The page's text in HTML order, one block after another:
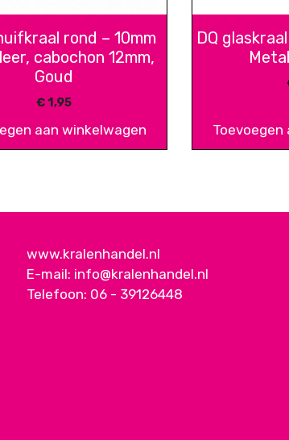
rond – 10mm
cabochon 12mm,
Goud
€1,95
aan winkelwagen
DQ
Toevoegen
www.kralenhandel.nl
E-mail: info@kralenhandel.nl
Telefoon: 06 - 39126448